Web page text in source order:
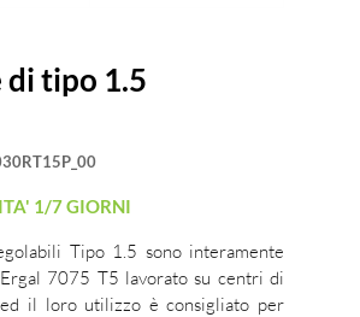
di tipo 1.5
1/7 GIORNI
Tipo 1.5 sono interamente
7075 T5 lavorato su centri di
il loro utilizzo è consigliato per